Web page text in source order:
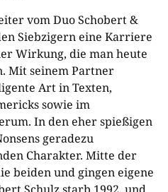
vom Duo Schobert &
Siebzigern eine Karriere
Wirkung, die man heute
Mit seinem Partner
Art in Texten,
sowie im
In den eher spießigen
geradezu
Charakter. Mitte der
beiden und gingen eigene
Schulz starb 1992, und